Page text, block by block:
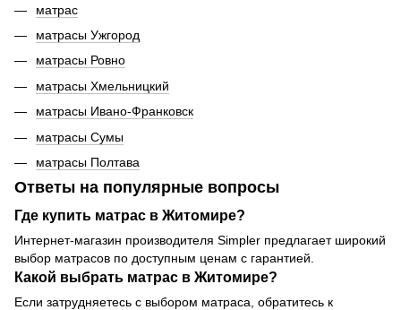
матрас
матрасы Ужгород
матрасы Ровно
матрасы Хмельницкий
матрасы Ивано-Франковск
матрасы Сумы
матрасы Полтава
Ответы на популярные вопросы
Где купить матрас в Житомире?
Интернет-магазин производителя Simpler предлагает широкий
выбор матрасов по доступным ценам с гарантией.
Какой выбрать матрас в Житомире?
Если затрудняетесь с выбором матраса, обратитесь к